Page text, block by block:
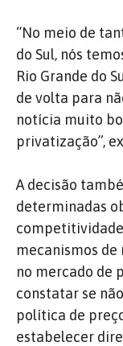
“No meio de
do Sul, nós
Rio Grande do
de volta para
notícia muito
privatização”,
A decisão
determinadas
mecanismos
no mercado de
constatar se
política de
estabelecer